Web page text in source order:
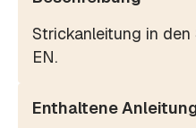
Strickanleitung in den
EN.
Enthaltene